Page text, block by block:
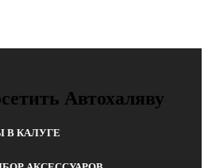
Автохаляву
В КАЛУГЕ